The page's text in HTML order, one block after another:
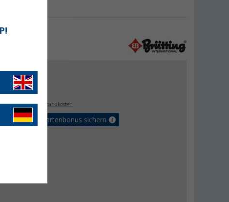
€
€
MwSt.,zzgl. Versandkosten
zu 5% Vorteilskartenbonus sichern